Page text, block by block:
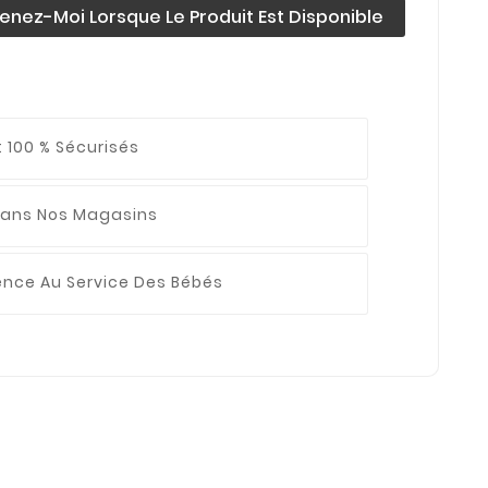
Moi Lorsque Le Produit Est Disponible
100 % Sécurisés
Nos Magasins
Au Service Des Bébés